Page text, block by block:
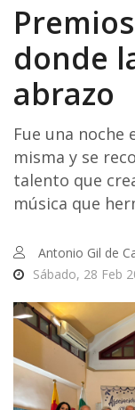
donde
abrazo
Fue una noche
misma y se
talento que
música que
Antonio Gil de
Sábado, 28 Feb